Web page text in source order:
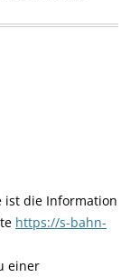
ist die Information
https://s-bahn-
einer